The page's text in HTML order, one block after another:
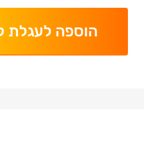
הוספה לעגלת